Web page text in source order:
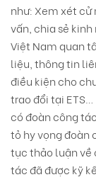
như: Xem xét cử
vấn, chia sẻ
Việt Nam quan
liệu, thông tin
điều kiện cho
trao đổi tại
có đoàn công
tỏ hy vọng đoàn
tục thảo luận về
tác đã được kỹ